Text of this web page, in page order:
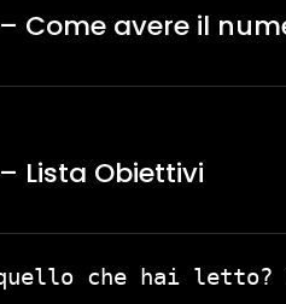
Come avere il
Lista Obiettivi
che hai letto?